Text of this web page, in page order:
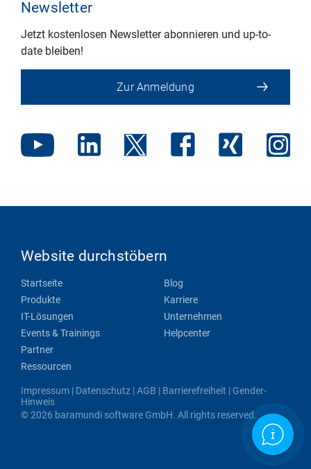
Newsletter
Jetzt kostenlosen Newsletter abonnieren und up-to-
date bleiben!
Zur Anmeldung
Website durchstöbern
Startseite
Produkte
IT-Lösungen
Events & Trainings
Partner
Ressourcen
Blog
Karriere
Unternehmen
Helpcenter
Impressum | Datenschutz |AGB | Barrierefreiheit | Gender-
Hinweis
© 2026 baramundi software GmbH. All rights reserved.